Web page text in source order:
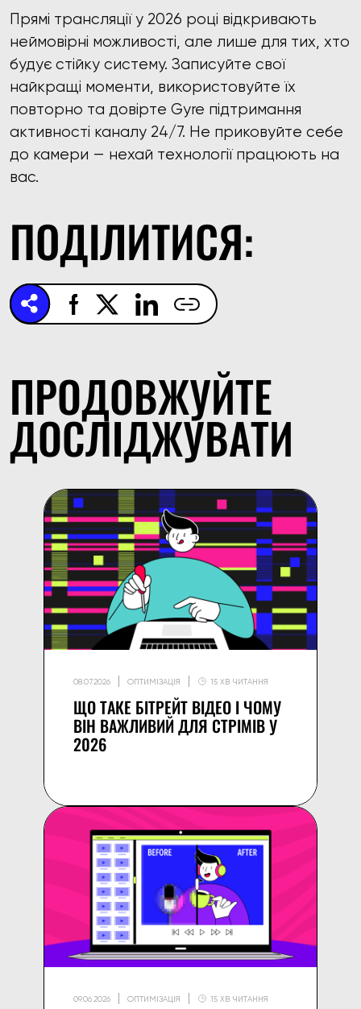
Прямі трансляції у 2026 році відкривають
неймовірні можливості, але лише для тих, хто
будує стійку систему. Записуйте свої
найкращі моменти, використовуйте їх
повторно та довірте Gyre підтримання
активності каналу 24/7. Не приковуйте себе
до камери — нехай технології працюють на
вас.
ПОДІЛИТИСЯ:
ПРОДОВЖУЙТЕ
ДОСЛІДЖУВАТИ
08.07.2026 ОПТИМІЗАЦІЯ 15 ХВ ЧИТАННЯ
ЩО ТАКЕ БІТРЕЙТ ВІДЕО І ЧОМУ
ВІН ВАЖЛИВИЙ ДЛЯ СТРІМІВ У
2026
09.06.2026 ОПТИМІЗАЦІЯ 15 ХВ ЧИТАННЯ